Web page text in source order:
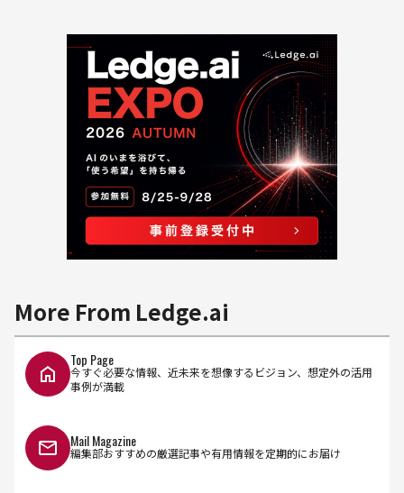
More From Ledge.ai
Top Page
今すぐ必要な情報、近未来を想像するビジョン、想定外の活用
事例が満載
Mail Magazine
編集部おすすめの厳選記事や有用情報を定期的にお届け